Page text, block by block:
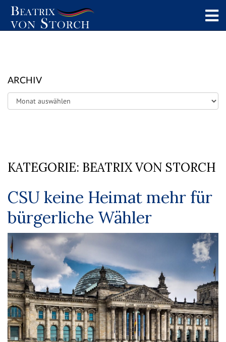
ARCHIV
Archiv
KATEGORIE: BEATRIX VON STORCH
CSU keine Heimat mehr für
bürgerliche Wähler